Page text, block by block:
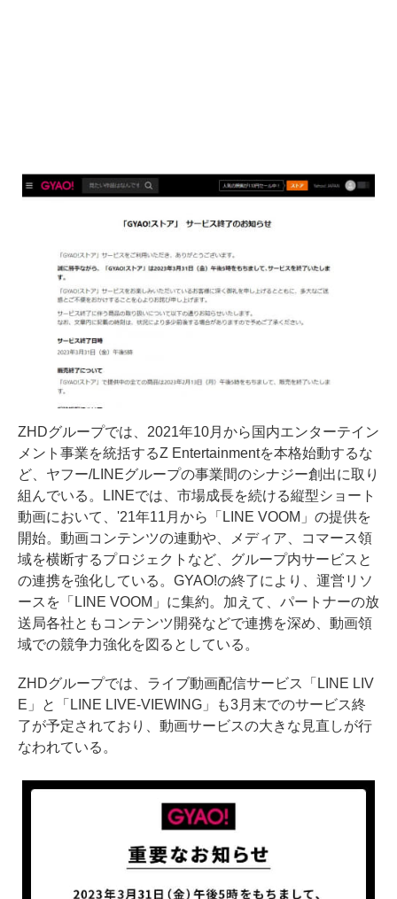
ZHDグループでは、2021年10月から国内エンターテイン
メント事業を統括するZ Entertainmentを本格始動するな
ど、ヤフー/LINEグループの事業間のシナジー創出に取り
組んでいる。LINEでは、市場成長を続ける縦型ショート
動画において、'21年11月から「LINE VOOM」の提供を
開始。動画コンテンツの連動や、メディア、コマース領
域を横断するプロジェクトなど、グループ内サービスと
の連携を強化している。GYAO!の終了により、運営リソ
ースを「LINE VOOM」に集約。加えて、パートナーの放
送局各社ともコンテンツ開発などで連携を深め、動画領
域での競争力強化を図るとしている。
ZHDグループでは、ライブ動画配信サービス「LINE LIV
E」と「LINE LIVE-VIEWING」も3月末でのサービス終
了が予定されており、動画サービスの大きな見直しが行
なわれている。